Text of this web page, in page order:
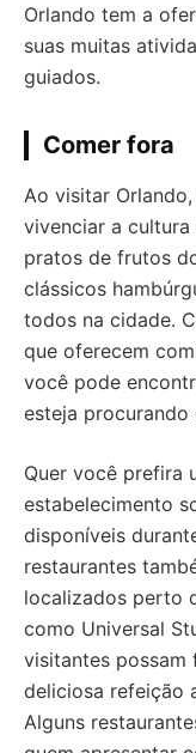
Orlando tem a
suas muitas
guiados.
Comer fora
Ao visitar
vivenciar a
pratos de frutos
clássicos
todos na cidade.
que oferecem
você pode
esteja procurando
Quer você prefira
estabelecimento
disponíveis
restaurantes
localizados perto
como Universal
visitantes possam
deliciosa refeição
Alguns